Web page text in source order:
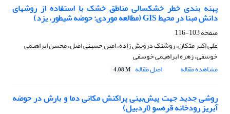
پهنه بندی خطر خشکسالی مناطق خشک با استفاده از روشهای
دانش مبنا در محیط GIS (مطالعه موردی: حوضه شیطور، یزد)
صفحه103-116
علی اکبر متکان، روشنک درویش زاده، امین حسینی اصل، محسن ابراهیمی
خوسفی، زهره ابراهیمی خوسفی
مشاهده مقاله
اصل مقاله 4.08 M
روشی جدید جهت پیش‌بینی پراکنش مکانی دما و بارش در حوضه
آبریز رودخانه قره‌سو (اردبیل)